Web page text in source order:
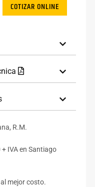
COTIZAR ONLINE
R.M.
IVA en Santiago
mejor costo.